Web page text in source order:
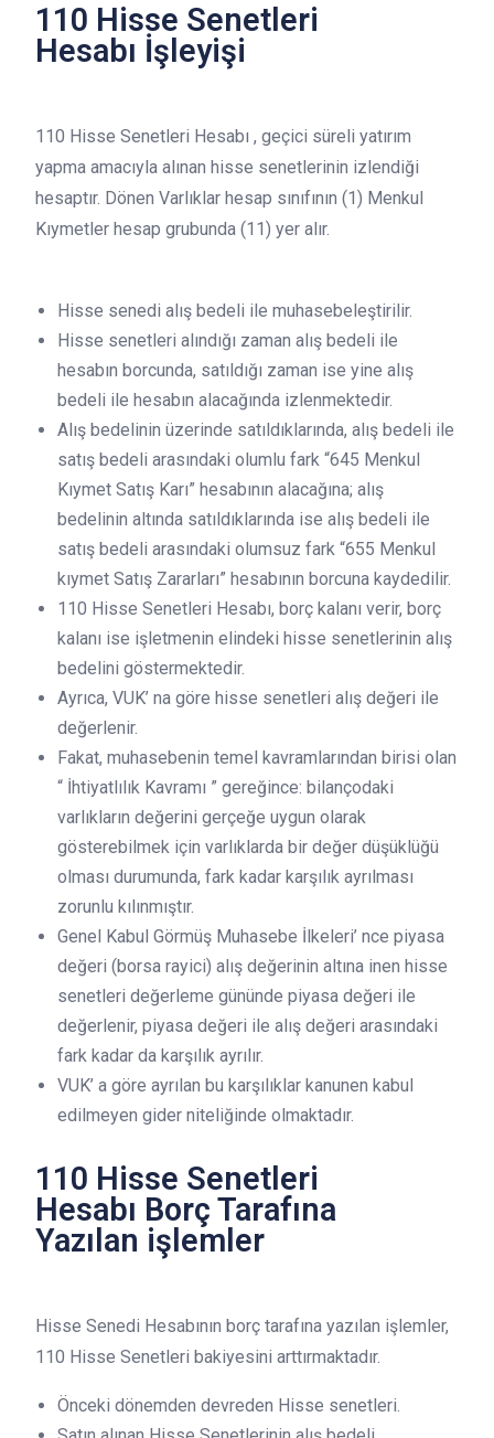
110 Hisse Senetleri
Hesabı İşleyişi
110 Hisse Senetleri Hesabı , geçici süreli yatırım
yapma amacıyla alınan hisse senetlerinin izlendiği
hesaptır. Dönen Varlıklar hesap sınıfının (1) Menkul
Kıymetler hesap grubunda (11) yer alır.
Hisse senedi alış bedeli ile muhasebeleştirilir.
Hisse senetleri alındığı zaman alış bedeli ile
hesabın borcunda, satıldığı zaman ise yine alış
bedeli ile hesabın alacağında izlenmektedir.
Alış bedelinin üzerinde satıldıklarında, alış bedeli ile
satış bedeli arasındaki olumlu fark “645 Menkul
Kıymet Satış Karı” hesabının alacağına; alış
bedelinin altında satıldıklarında ise alış bedeli ile
satış bedeli arasındaki olumsuz fark “655 Menkul
kıymet Satış Zararları” hesabının borcuna kaydedilir.
110 Hisse Senetleri Hesabı, borç kalanı verir, borç
kalanı ise işletmenin elindeki hisse senetlerinin alış
bedelini göstermektedir.
Ayrıca, VUK’ na göre hisse senetleri alış değeri ile
değerlenir.
Fakat, muhasebenin temel kavramlarından birisi olan
“ İhtiyatlılık Kavramı ” gereğince: bilançodaki
varlıkların değerini gerçeğe uygun olarak
gösterebilmek için varlıklarda bir değer düşüklüğü
olması durumunda, fark kadar karşılık ayrılması
zorunlu kılınmıştır.
Genel Kabul Görmüş Muhasebe İlkeleri’ nce piyasa
değeri (borsa rayici) alış değerinin altına inen hisse
senetleri değerleme gününde piyasa değeri ile
değerlenir, piyasa değeri ile alış değeri arasındaki
fark kadar da karşılık ayrılır.
VUK’ a göre ayrılan bu karşılıklar kanunen kabul
edilmeyen gider niteliğinde olmaktadır.
110 Hisse Senetleri
Hesabı Borç Tarafına
Yazılan işlemler
Hisse Senedi Hesabının borç tarafına yazılan işlemler,
110 Hisse Senetleri bakiyesini arttırmaktadır.
Önceki dönemden devreden Hisse senetleri.